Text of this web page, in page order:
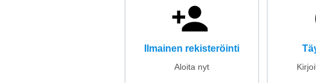
Ilmainen rekisteröinti
Aloita nyt